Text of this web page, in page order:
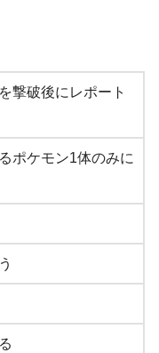
撃破後にレポート
ポケモン1体のみに